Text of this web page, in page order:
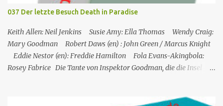
JP) nach London zu schicken, um die Ermittlungen mit Hilfe eines
037 Der letzte Besuch Death in Paradise
Keith Allen: Neil Jenkins Susie Amy: Ella Thomas Wendy Craig:
Mary Goodman Robert Daws (en) : John Green / Marcus Knight
Eddie Nestor (en): Freddie Hamilton Fola Evans-Akingbola:
Rosey Fabrice Die Tante von Inspektor Goodman, die die Insel
er tat, als er auf die Insel kam, war, Neil Jenkins zu treffen, einen